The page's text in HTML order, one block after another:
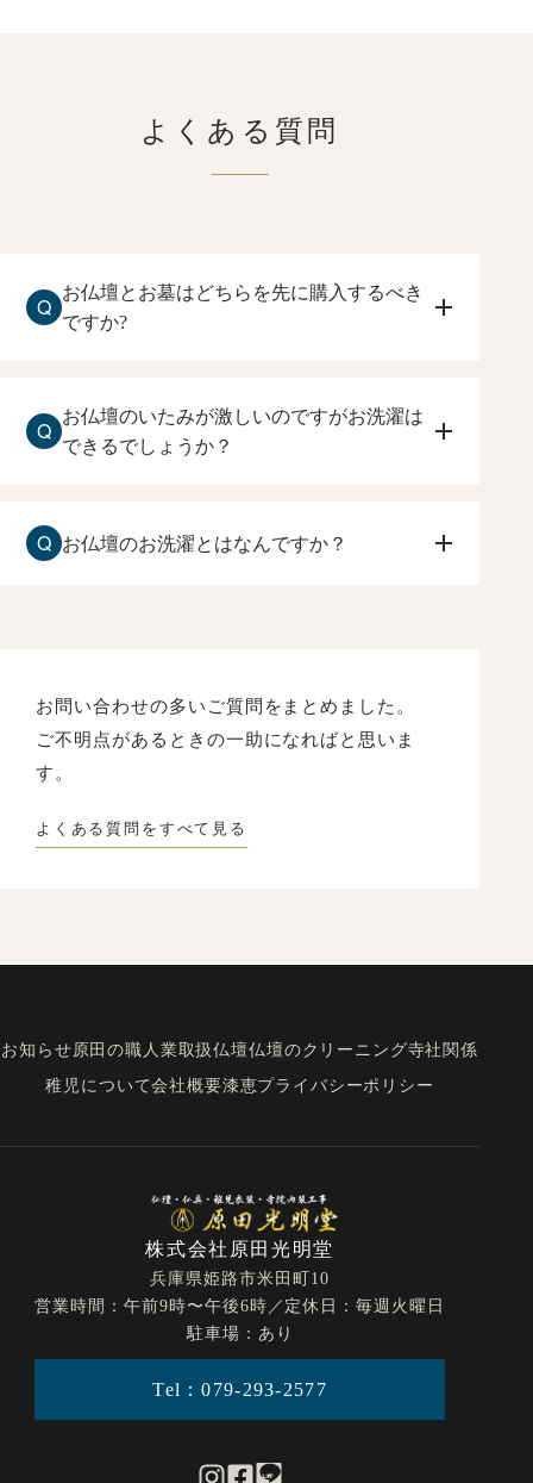
よくある質問
Q
お仏壇とお墓はどちらを先に購入するべき
ですか?
住まいしている方が、ご本尊、ご先祖様に手を合
わすお仏壇を先に購入するのをおすすめ致しま
Q
お仏壇のいたみが激しいのですがお洗濯は
できるでしょうか？
す。
Q お仏壇のお洗濯とはなんですか？
新品同様にもとの姿にもどすことです。
お問い合わせの多いご質問をまとめました。
ご不明点があるときの一助になればと思いま
す。
よくある質問をすべて見る
お知らせ原田の職人業取扱仏壇仏壇のクリーニング寺社関係
稚児について会社概要漆恵プライバシーポリシー
株式会社原田光明堂
兵庫県姫路市米田町10
営業時間：午前9時〜午後6時／定休日：毎週火曜日
駐車場：あり
Tel：079-293-2577